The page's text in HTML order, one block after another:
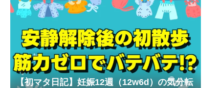
【初マタ日記】妊娠12週（12w6d）の気分転